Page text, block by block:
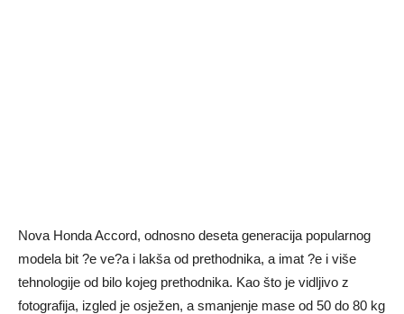
Nova Honda Accord, odnosno deseta generacija popularnog
modela bit ?e ve?a i lakša od prethodnika, a imat ?e i više
tehnologije od bilo kojeg prethodnika. Kao što je vidljivo z
fotografija, izgled je osježen, a smanjenje mase od 50 do 80 kg